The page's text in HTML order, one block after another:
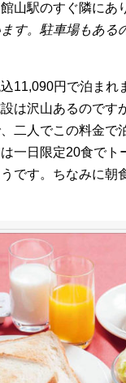
山駅のすぐ隣にあ
す。駐車場もある
11,090円で泊まれ
は沢山あるのです
二人でこの料金で
一日限定20食でト
です。ちなみに朝